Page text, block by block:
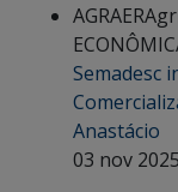
AGRAER
Semadesc
Anastácio
03 nov 2025